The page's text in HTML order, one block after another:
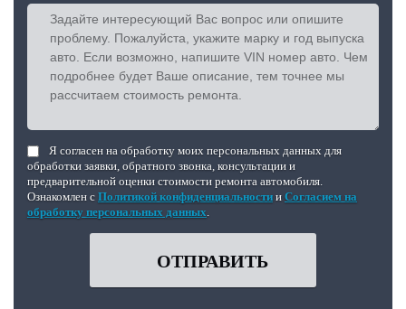
Я согласен на обработку моих персональных данных для
обработки заявки, обратного звонка, консультации и
предварительной оценки стоимости ремонта автомобиля.
Ознакомлен с Политикой конфиденциальности и Согласием на
обработку персональных данных.
ОТПРАВИТЬ